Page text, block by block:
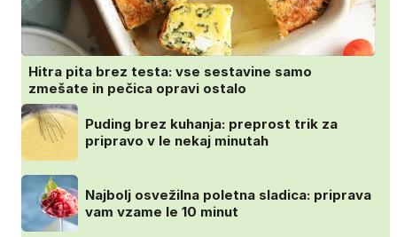
Hitra pita brez testa: vse sestavine samo
zmešate in pečica opravi ostalo
Puding brez kuhanja: preprost trik za
pripravo v le nekaj minutah
Najbolj osvežilna poletna sladica: priprava
vam vzame le 10 minut